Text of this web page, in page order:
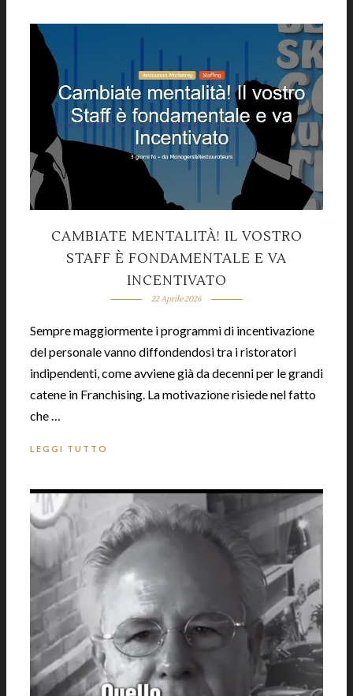
CAMBIATE MENTALITÀ! IL VOSTRO
STAFF È FONDAMENTALE E VA
INCENTIVATO
22 Aprile 2026
Sempre maggiormente i programmi di incentivazione
del personale vanno diffondendosi tra i ristoratori
indipendenti, come avviene già da decenni per le grandi
catene in Franchising. La motivazione risiede nel fatto
che …
LEGGI TUTTO